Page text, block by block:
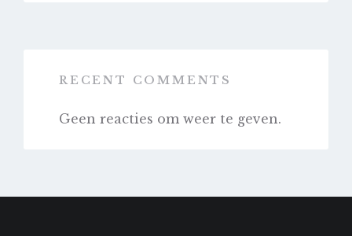
RECENT COMMENTS
Geen reacties om weer te geven.